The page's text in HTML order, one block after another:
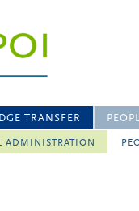
TRANSFER
ADMINISTRATION